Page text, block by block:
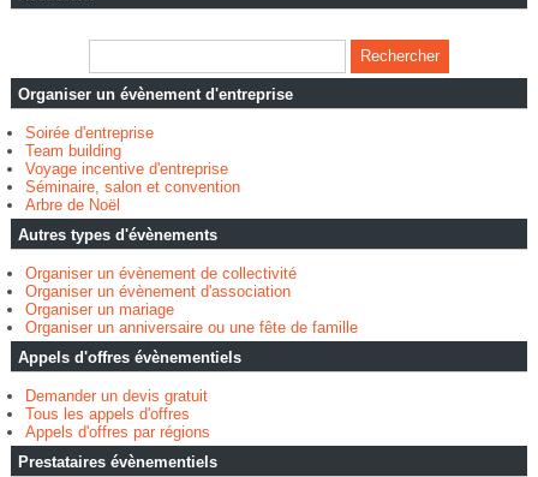
Organiser un évènement d'entreprise
Soirée d'entreprise
Team building
Voyage incentive d'entreprise
Séminaire, salon et convention
Arbre de Noël
Autres types d'évènements
Organiser un évènement de collectivité
Organiser un évènement d'association
Organiser un mariage
Organiser un anniversaire ou une fête de famille
Appels d'offres évènementiels
Demander un devis gratuit
Tous les appels d'offres
Appels d'offres par régions
Prestataires évènementiels